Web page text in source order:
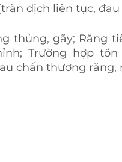
dịch liên tục,
thủng, gãy; Răng
Trường hợp
chấn thương răng,